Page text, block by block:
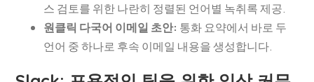
스 검토를 위한 나란히 정렬된 언어별 녹취록 제공.
원클릭 다국어 이메일 초안: 통화 요약에서 바로 두
언어 중 하나로 후속 이메일 내용을 생성합니다.